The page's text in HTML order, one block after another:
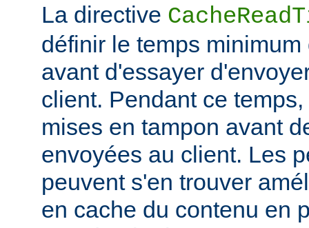
La directive
définir le temps
avant d'essayer
client. Pendant ce
mises en tampon avant
envoyées au client. Les
peuvent s'en trouver
en cache du contenu en